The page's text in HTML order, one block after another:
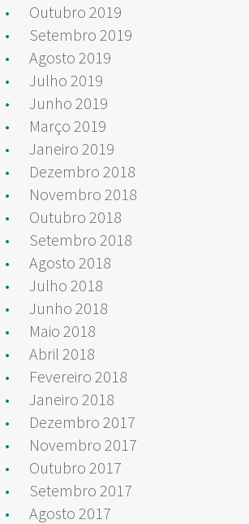
Outubro 2019
Setembro 2019
Agosto 2019
Julho 2019
Junho 2019
Março 2019
Janeiro 2019
Dezembro 2018
Novembro 2018
Outubro 2018
Setembro 2018
Agosto 2018
Julho 2018
Junho 2018
Maio 2018
Abril 2018
Fevereiro 2018
Janeiro 2018
Dezembro 2017
Novembro 2017
Outubro 2017
Setembro 2017
Agosto 2017